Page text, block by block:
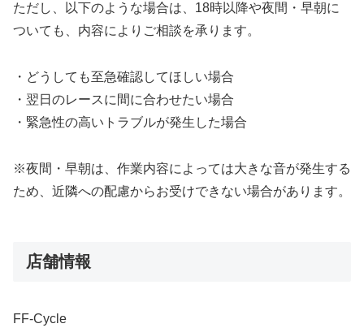
ただし、以下のような場合は、18時以降や夜間・早朝に
ついても、内容によりご相談を承ります。
・どうしても至急確認してほしい場合
・翌日のレースに間に合わせたい場合
・緊急性の高いトラブルが発生した場合
※夜間・早朝は、作業内容によっては大きな音が発生する
ため、近隣への配慮からお受けできない場合があります。
店舗情報
FF-Cycle